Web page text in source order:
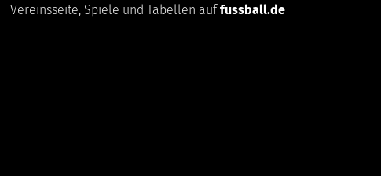
Vereinsseite, Spiele und Tabellen auf fussball.de